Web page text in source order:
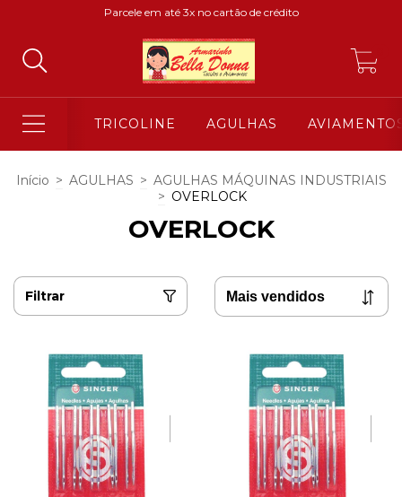
Parcele em até 3x no cartão de crédito
TRICOLINE AGULHAS
Início > AGULHAS > AGULHAS MÁQUINAS INDUSTRIAIS
> OVERLOCK
OVERLOCK
Filtrar